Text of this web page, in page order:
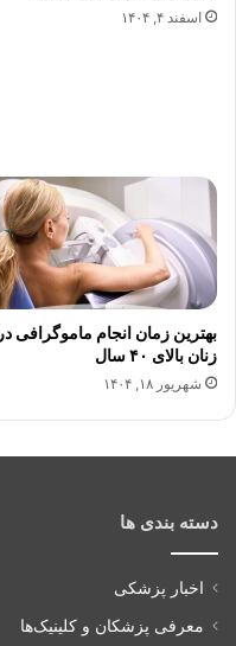
اسفند ۴, ۱۴۰۴
بهترین زمان انجام ماموگرافی در
زنان بالای ۴۰ سال
شهریور ۱۸, ۱۴۰۴
دسته بندی ها
اخبار پزشکی
معرفی پزشکان و کلینیک‌ها